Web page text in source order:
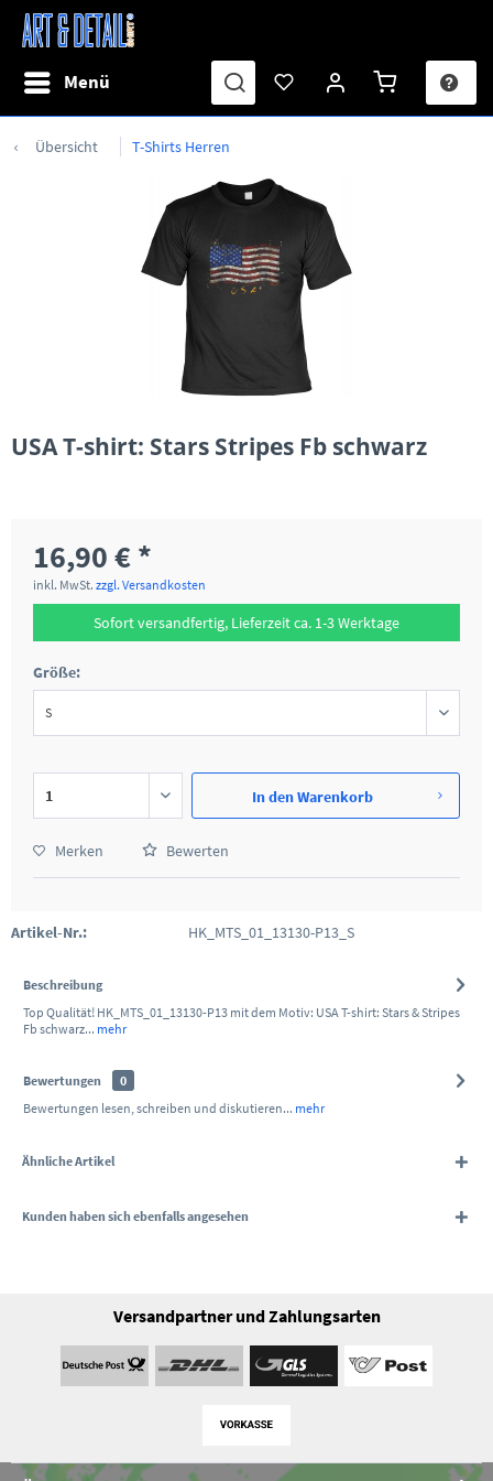
Menü
Übersicht T-Shirts Herren
USA T-shirt: Stars Stripes Fb schwarz
16,90 € *
inkl. MwSt. zzgl. Versandkosten
Sofort versandfertig, Lieferzeit ca. 1-3 Werktage
Größe:
In denWarenkorb
Merken Bewerten
Artikel-Nr.: HK_MTS_01_13130-P13_S
Beschreibung
Top Qualität! HK_MTS_01_13130-P13 mit dem Motiv: USA T-shirt: Stars & Stripes
Fb schwarz... mehr
Bewertungen
0
Bewertungen lesen, schreiben und diskutieren... mehr
Ähnliche Artikel
Kunden haben sich ebenfalls angesehen
Versandpartner und Zahlungsarten